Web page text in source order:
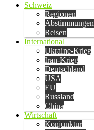
Schweiz
Regionen
Abstimmungen
Reisen
International
Ukraine-Krieg
Iran-Krieg
Deutschland
USA
EU
Russland
China
Wirtschaft
Konjunktur